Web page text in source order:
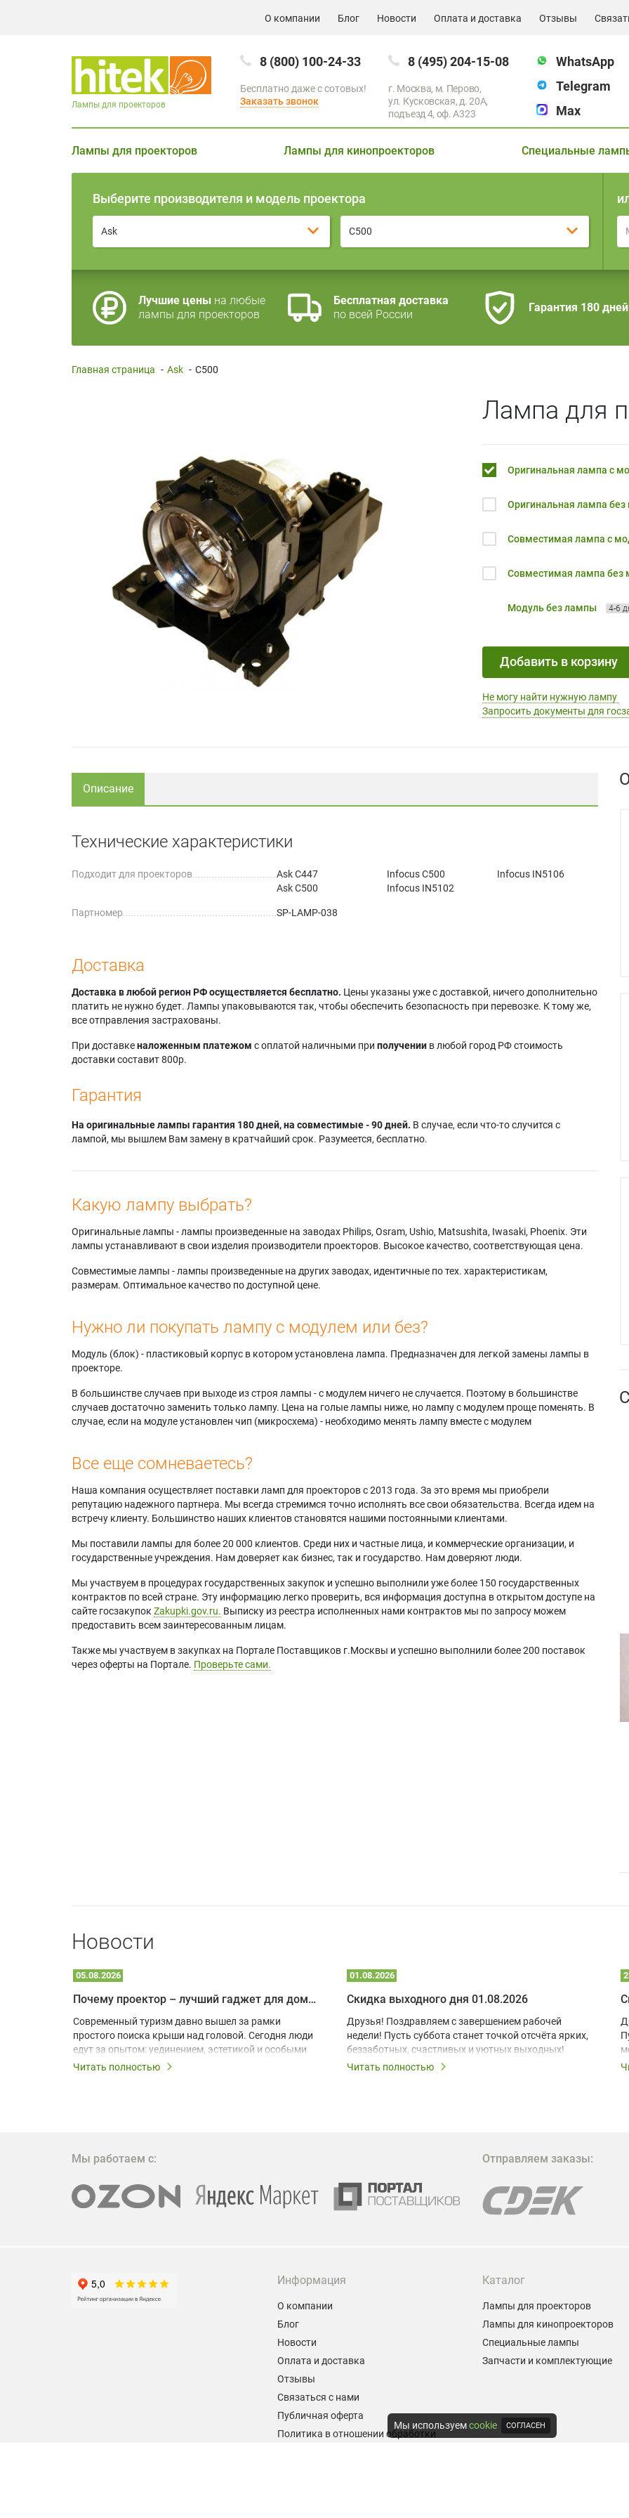
О компании Блог Новости Оплата и доставка Отзывы
8 (800) 100-24-33
Бесплатно даже с сотовых!
Заказать звонок
8 (495) 204-15-08
г. Москва, м. Перово,
ул. Кусковская, д. 20А,
подъезд 4, оф. A323
WhatsApp
Telegram
Max
Лампы для проекторов
Лампы для проекторов Лампы для кинопроекторов Специальные
Выберите производителя и модель проектора
Ask C500
Лучшие цены на любые
лампы для проекторов
Бесплатная доставка
по всей России
Гарантия 180 дней
Главная страница - Ask - C500
Лампа для
Оригинальная лампа с
Оригинальная лампа без
Совместимая лампа с
Совместимая лампа без
Модуль без лампы 4-6
Добавить в корзину
Не могу найти нужную лампу
Запросить документы для
Описание
Технические характеристики
Подходит для проекторов
Ask C447
Ask C500
Infocus C500
Infocus IN5102
Infocus IN5106
Партномер SP-LAMP-038
Доставка
Доставка в любой регион РФ осуществляется бесплатно. Цены указаны уже с доставкой, ничего дополнительно
платить не нужно будет. Лампы упаковываются так, чтобы обеспечить безопасность при перевозке. К тому же,
все отправления застрахованы.
При доставкеналоженным платежом с оплатой наличными при получении в любой город РФ стоимость
доставки составит 800р.
Гарантия
На оригинальные лампы гарантия 180 дней, на совместимые - 90 дней. В случае, если что-то случится с
лампой, мы вышлем Вам замену в кратчайший срок. Разумеется, бесплатно.
Какую лампу выбрать?
Оригинальные лампы - лампы произведенные на заводах Philips, Osram, Ushio, Matsushita, Iwasaki, Phoenix. Эти
лампы устанавливают в свои изделия производители проекторов. Высокое качество, соответствующая цена.
Совместимые лампы - лампы произведенные на других заводах, идентичные по тех. характеристикам,
размерам. Оптимальное качество по доступной цене.
Нужно ли покупать лампу с модулем или без?
Модуль (блок) - пластиковый корпус в котором установлена лампа. Предназначен для легкой замены лампы в
проекторе.
В большинстве случаев при выходе из строя лампы - с модулем ничего не случается. Поэтому в большинстве
случаев достаточно заменить только лампу. Цена на голые лампы ниже, но лампу с модулем проще поменять. В
случае, если на модуле установлен чип (микросхема) - необходимо менять лампу вместе с модулем
Все еще сомневаетесь?
Наша компания осуществляет поставки ламп для проекторов с 2013 года. За это время мы приобрели
репутацию надежного партнера. Мы всегда стремимся точно исполнять все свои обязательства. Всегда идем на
встречу клиенту. Большинство наших клиентов становятся нашими постоянными клиентами.
Мы поставили лампы для более 20 000 клиентов. Среди них и частные лица, и коммерческие организации, и
государственные учреждения. Нам доверяет как бизнес, так и государство. Нам доверяют люди.
Мы участвуем в процедурах государственных закупок и успешно выполнили уже более 150 государственных
контрактов по всей стране. Эту информацию легко проверить, вся информация доступна в открытом доступе на
сайте госзакупок Zakupki.gov.ru. Выписку из реестра исполненных нами контрактов мы по запросу можем
предоставить всем заинтересованным лицам.
Также мы участвуем в закупках на Портале Поставщиков г.Москвы и успешно выполнили более 200 поставок
через оферты на Портале. Проверьте сами.
Новости
05.08.2026
Почему проектор – лучший гаджет для домика в глэмпинге
Современный туризм давно вышел за рамки
простого поиска крыши над головой. Сегодня люди
едут за опытом: уединением, эстетикой и особыми
ощущениями. Владельцы A-frame домов,
эффективных и бюджетных способов стать
проектора.
Читать полностью
01.08.2026
Скидка выходного дня 01.08.2026
Друзья! Поздравляем с завершением рабочей
недели! Пусть суббота станет точкой отсчёта ярких,
беззаботных, счастливых и уютных выходных!
Читать полностью
Мы работаем с: Отправляем заказы:
Информация
О компании
Блог
Новости
Оплата и доставка
Отзывы
Связаться с нами
Публичная оферта
Политика в отношении обработки
Каталог
Лампы для проекторов
Лампы для кинопроекторов
Специальные лампы
Запчасти и комплектующие
Мы используемcookie СОГЛАСЕН